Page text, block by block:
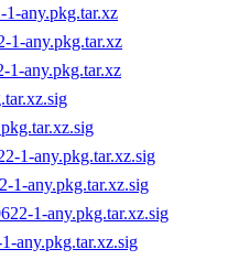
any.pkg.tar.xz
1-any.pkg.tar.xz
1-any.pkg.tar.xz
1-any.pkg.tar.xz.sig
1-any.pkg.tar.xz.sig
1-any.pkg.tar.xz.sig
any.pkg.tar.xz.sig